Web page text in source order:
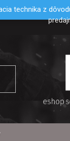
technika z